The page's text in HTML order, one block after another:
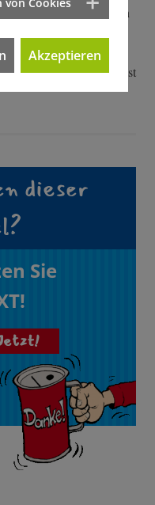
wird von den
Der Stuttgarter
Wochen
das einst als "Knast
dieser
Sie
Akzeptieren